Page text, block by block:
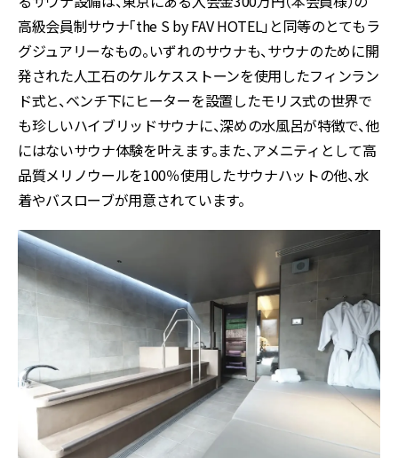
高級会員制サウナ「the S by FAV HOTEL」と同等のとてもラ
グジュアリーなもの。いずれのサウナも、サウナのために開
発された人工石のケルケスストーンを使用したフィンラン
ド式と、ベンチ下にヒーターを設置したモリス式の世界で
も珍しいハイブリッドサウナに、深めの水風呂が特徴で、他
にはないサウナ体験を叶えます。また、アメニティとして高
品質メリノウールを100％使用したサウナハットの他、水
着やバスローブが用意されています。